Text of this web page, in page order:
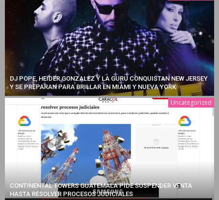
DJ POPE, HEIDER GONZALEZ Y LA GURU CONQUISTAN NEW JERSEY
Y SE PREPARAN PARA BRILLAR EN MIAMI Y NUEVA YORK
Uncategorized
CONTINENTAL TOWERS GUATEMALA PIDE SUSPENDER VENTA
HASTA RESOLVER PROCESOS JUDICIALES